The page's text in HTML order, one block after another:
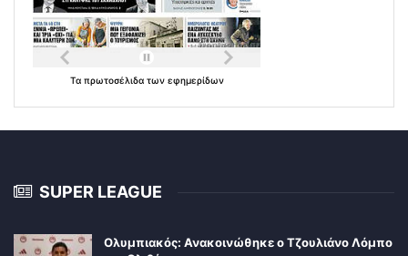
Τα πρωτοσέλιδα των εφημερίδων
SUPER LEAGUE
Ολυμπιακός: Ανακοινώθηκε ο Τζουλιάνο Λόμπο